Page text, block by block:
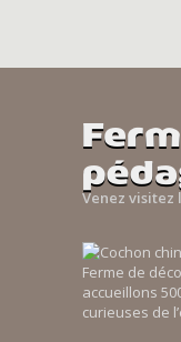
Venez visitez
Ferme de
accueillons
curieuses de